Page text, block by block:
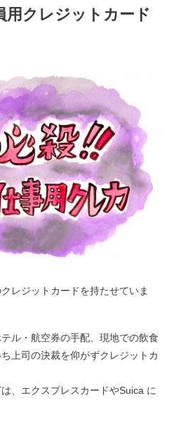
用クレジットカード
レジットカードを持たせていま
ル・航空券の手配、現地での飲食
上司の決裁を仰がずクレジットカ
、エクスプレスカードやSuica に